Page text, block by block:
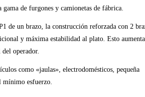
gama de furgones y camionetas de fábrica.
de un brazo, la construcción reforzada con 2
y máxima estabilidad al plato. Esto
del operador.
como «jaulas», electrodomésticos, pequeña
mínimo esfuerzo.